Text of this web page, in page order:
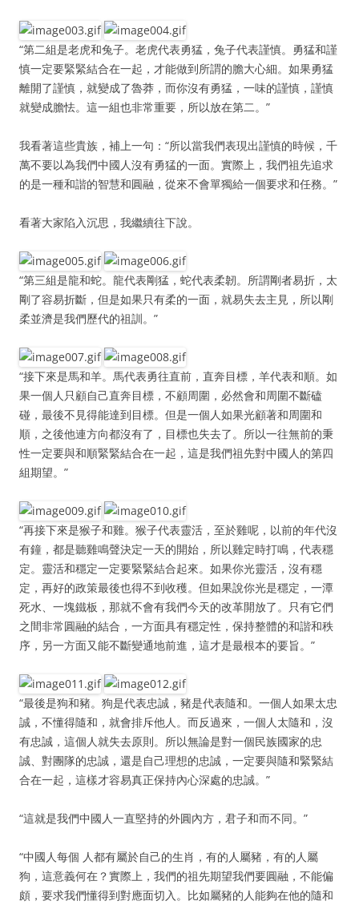
“第二組是老虎和兔子。老虎代表勇猛，兔子代表謹慎。勇猛和謹
慎一定要緊緊結合在一起，才能做到所謂的膽大心細。如果勇猛
離開了謹慎，就變成了魯莽，而你沒有勇猛，一味的謹慎，謹慎
就變成膽怯。這一組也非常重要，所以放在第二。”
我看著這些貴族，補上一句：“所以當我們表現出謹慎的時候，千
萬不要以為我們中國人沒有勇猛的一面。實際上，我們祖先追求
的是一種和諧的智慧和圓融，從來不會單獨給一個要求和任務。”
看著大家陷入沉思，我繼續往下說。
“第三組是龍和蛇。龍代表剛猛，蛇代表柔韌。所謂剛者易折，太
剛了容易折斷，但是如果只有柔的一面，就易失去主見，所以剛
柔並濟是我們歷代的祖訓。”
“接下來是馬和羊。馬代表勇往直前，直奔目標，羊代表和順。如
果一個人只顧自己直奔目標，不顧周圍，必然會和周圍不斷磕
碰，最後不見得能達到目標。但是一個人如果光顧著和周圍和
順，之後他連方向都沒有了，目標也失去了。所以一往無前的秉
性一定要與和順緊緊結合在一起，這是我們祖先對中國人的第四
組期望。”
“再接下來是猴子和雞。猴子代表靈活，至於雞呢，以前的年代沒
有鐘，都是聽雞鳴聲決定一天的開始，所以雞定時打鳴，代表穩
定。靈活和穩定一定要緊緊結合起來。如果你光靈活，沒有穩
定，再好的政策最後也得不到收穫。但如果說你光是穩定，一潭
死水、一塊鐵板，那就不會有我們今天的改革開放了。只有它們
之間非常圓融的結合，一方面具有穩定性，保持整體的和諧和秩
序，另一方面又能不斷變通地前進，這才是最根本的要旨。”
“最後是狗和豬。狗是代表忠誠，豬是代表隨和。一個人如果太忠
誠，不懂得隨和，就會排斥他人。而反過來，一個人太隨和，沒
有忠誠，這個人就失去原則。所以無論是對一個民族國家的忠
誠、對團隊的忠誠，還是自己理想的忠誠，一定要與隨和緊緊結
合在一起，這樣才容易真正保持內心深處的忠誠。”
“這就是我們中國人一直堅持的外圓內方，君子和而不同。”
“中國人每個 人都有屬於自己的生肖，有的人屬豬，有的人屬
狗，這意義何在？實際上，我們的祖先期望我們要圓融，不能偏
頗，要求我們懂得到對應面切入。比如屬豬的人能夠在他的隨和